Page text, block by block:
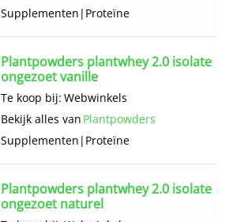
Supplementen | Proteïne
Plantpowders plantwhey 2.0 isolate
ongezoet vanille
Te koop bij: Webwinkels
Bekijk alles van Plantpowders
Supplementen | Proteïne
Plantpowders plantwhey 2.0 isolate
ongezoet naturel